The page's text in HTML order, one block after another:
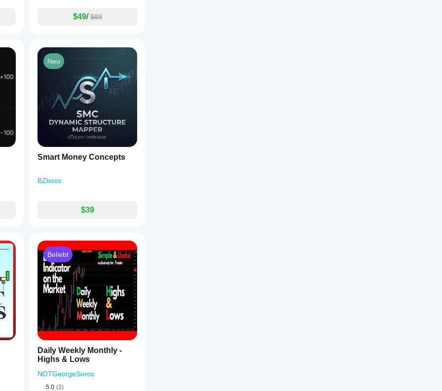
$49/ $89
Neu
Smart Money Concepts
BZboss
$39
Beliebt
Daily Weekly Monthly -
Highs & Lows
NOTGeorgeSoros
5.0 (2)